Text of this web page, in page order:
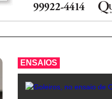
ENSAIOS